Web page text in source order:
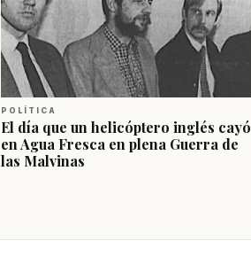
POLÍTICA
El día que un helicóptero inglés cayó
en Agua Fresca en plena Guerra de
las Malvinas